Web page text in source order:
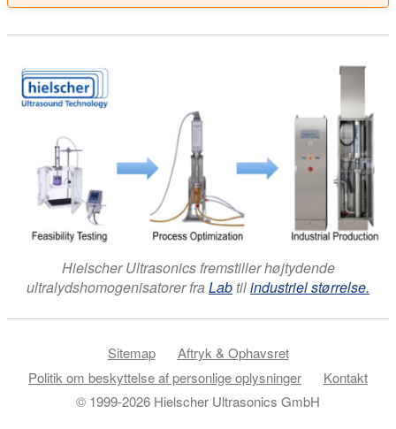
Hielscher Ultrasonics fremstiller højtydende
ultralydshomogenisatorer fraLab tilindustriel størrelse.
Sitemap
Aftryk & Ophavsret
Politik om beskyttelse af personlige oplysninger
Kontakt
© 1999-2026 Hielscher Ultrasonics GmbH